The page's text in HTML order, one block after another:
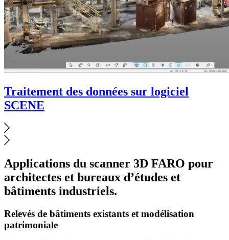
Traitement des données sur logiciel
SCENE
Applications du scanner 3D FARO pour
architectes et bureaux d’études et
bâtiments industriels.
Relevés de bâtiments existants et modélisation
patrimoniale